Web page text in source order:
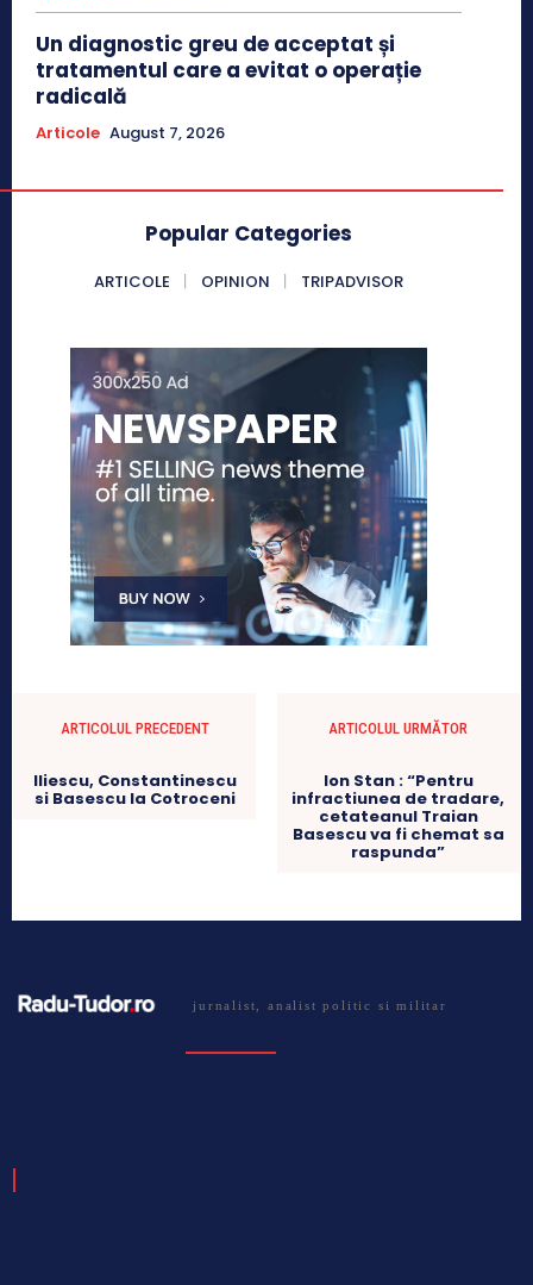
Un diagnostic greu de acceptat și
tratamentul care a evitat o operație
radicală
Articole August 7, 2026
Popular Categories
ARTICOLE OPINION TRIPADVISOR
ARTICOLUL PRECEDENT
Iliescu, Constantinescu
si Basescu la Cotroceni
ARTICOLUL URMĂTOR
Ion Stan : “Pentru
infractiunea de tradare,
cetateanul Traian
Basescu va fi chemat sa
raspunda”
jurnalist, analist politic si militar